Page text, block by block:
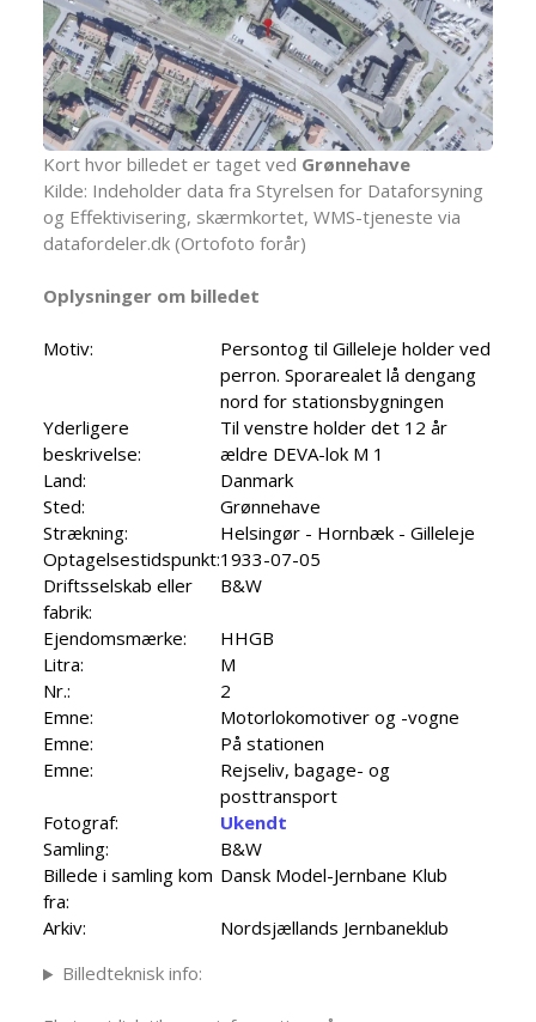
Kort hvor billedet er taget ved Grønnehave
Kilde: Indeholder data fra Styrelsen for Dataforsyning
og Effektivisering, skærmkortet, WMS-tjeneste via
datafordeler.dk (Ortofoto forår)
Oplysninger om billedet
Motiv:
Persontog til Gilleleje holder ved
perron. Sporarealet lå dengang
nord for stationsbygningen
Yderligere
beskrivelse:
Til venstre holder det 12 år
ældre DEVA-lok M 1
Land:
Danmark
Sted:
Grønnehave
Strækning:
Helsingør - Hornbæk - Gilleleje
Optagelsestidspunkt:1933-07-05
Driftsselskab eller
fabrik:
B&W
Ejendomsmærke:
HHGB
Litra:
M
Nr.:
2
Emne:
Motorlokomotiver og -vogne
Emne:
På stationen
Emne:
Rejseliv, bagage- og
posttransport
Fotograf:
Ukendt
Samling:
B&W
Billede i samling kom
fra:
Dansk Model-Jernbane Klub
Arkiv:
Nordsjællands Jernbaneklub
Billedteknisk info: